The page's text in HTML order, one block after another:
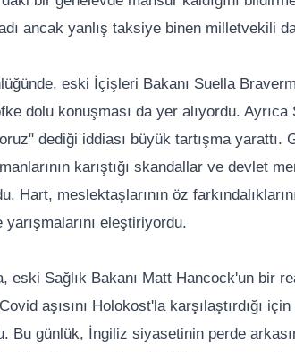
ancak yanlış taksiye binen milletvekili
eski İçişleri Bakanı Suella
dolu konuşması da yer alıyordu.
dediği iddiası büyük tartışma
karıştığı skandallar ve devlet
Hart, meslektaşlarının öz
eleştiriyordu.
eski Sağlık Bakanı Matt Hancock'un bir
aşısını Holokost'la karşılaştırdığı
Bu günlük, İngiliz siyasetinin perde